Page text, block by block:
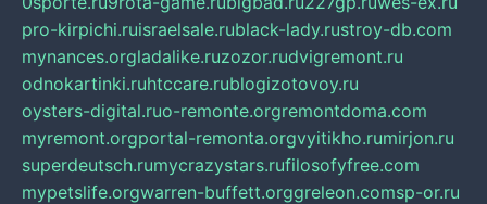
pro-kirpichi.ruisraelsale.rublack-lady.rustroy-db.com
mynances.orgladalike.ruzozor.rudvigremont.ru
odnokartinki.ruhtccare.rublogizotovoy.ru
oysters-digital.ruo-remonte.orgremontdoma.com
myremont.orgportal-remonta.orgvyitikho.rumirjon.ru
superdeutsch.rumycrazystars.rufilosofyfree.com
mypetslife.orgwarren-buffett.orggreleon.comsp-or.ru